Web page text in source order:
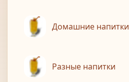
Домашние напитки
Разные напитки